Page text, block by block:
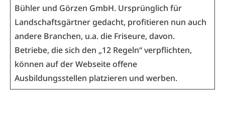
Bühler und Görzen GmbH. Ursprünglich für
Landschaftsgärtner gedacht, profitieren nun auch
andere Branchen, u.a. die Friseure, davon.
Betriebe, die sich den „12 Regeln“ verpflichten,
können auf derWebseiteoffene
Ausbildungsstellen platzieren und werben.